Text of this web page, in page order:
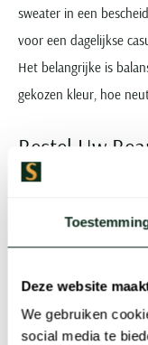
Deze website
We gebruiken
social media te
sweater in een
voor een dagelijkse
Het belangrijke is
gekozen kleur, hoe
Bestel Uw
Schulte
Bij Schulte
sweaters voor heren
de nieuwste releases.